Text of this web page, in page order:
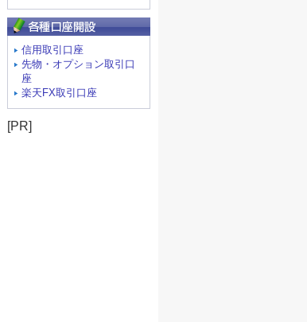
信用取引口座
先物・オプション取引口
座
楽天FX取引口座
[PR]